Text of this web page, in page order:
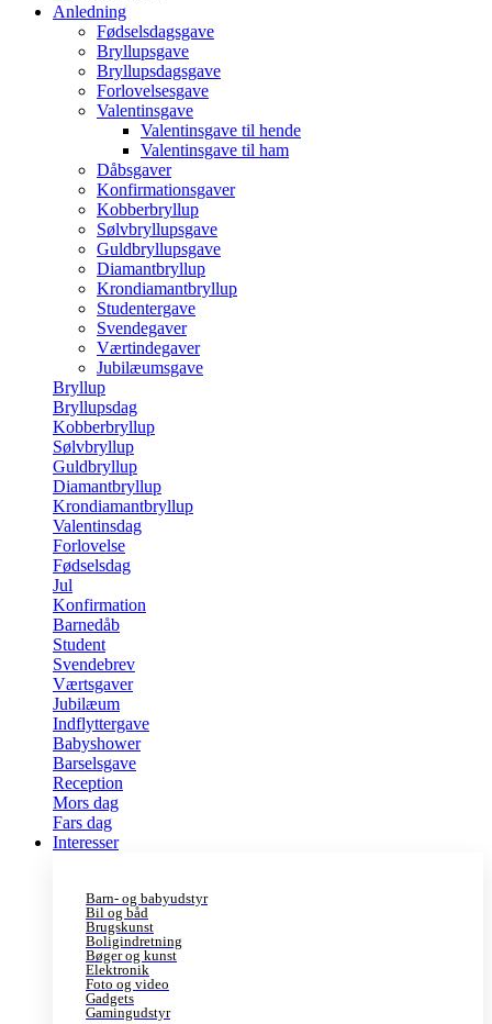
Anledning
Fødselsdagsgave
Bryllupsgave
Bryllupsdagsgave
Forlovelsesgave
Valentinsgave
Valentinsgave til hende
Valentinsgave til ham
Dåbsgaver
Konfirmationsgaver
Kobberbryllup
Sølvbryllupsgave
Guldbryllupsgave
Diamantbryllup
Krondiamantbryllup
Studentergave
Svendegaver
Værtindegaver
Jubilæumsgave
Bryllup
Bryllupsdag
Kobberbryllup
Sølvbryllup
Guldbryllup
Diamantbryllup
Krondiamantbryllup
Valentinsdag
Forlovelse
Fødselsdag
Jul
Konfirmation
Barnedåb
Student
Svendebrev
Værtsgaver
Jubilæum
Indflyttergave
Babyshower
Barselsgave
Reception
Mors dag
Fars dag
Interesser
Barn- og babyudstyr
Bil og båd
Brugskunst
Boligindretning
Bøger og kunst
Elektronik
Foto og video
Gadgets
Gamingudstyr